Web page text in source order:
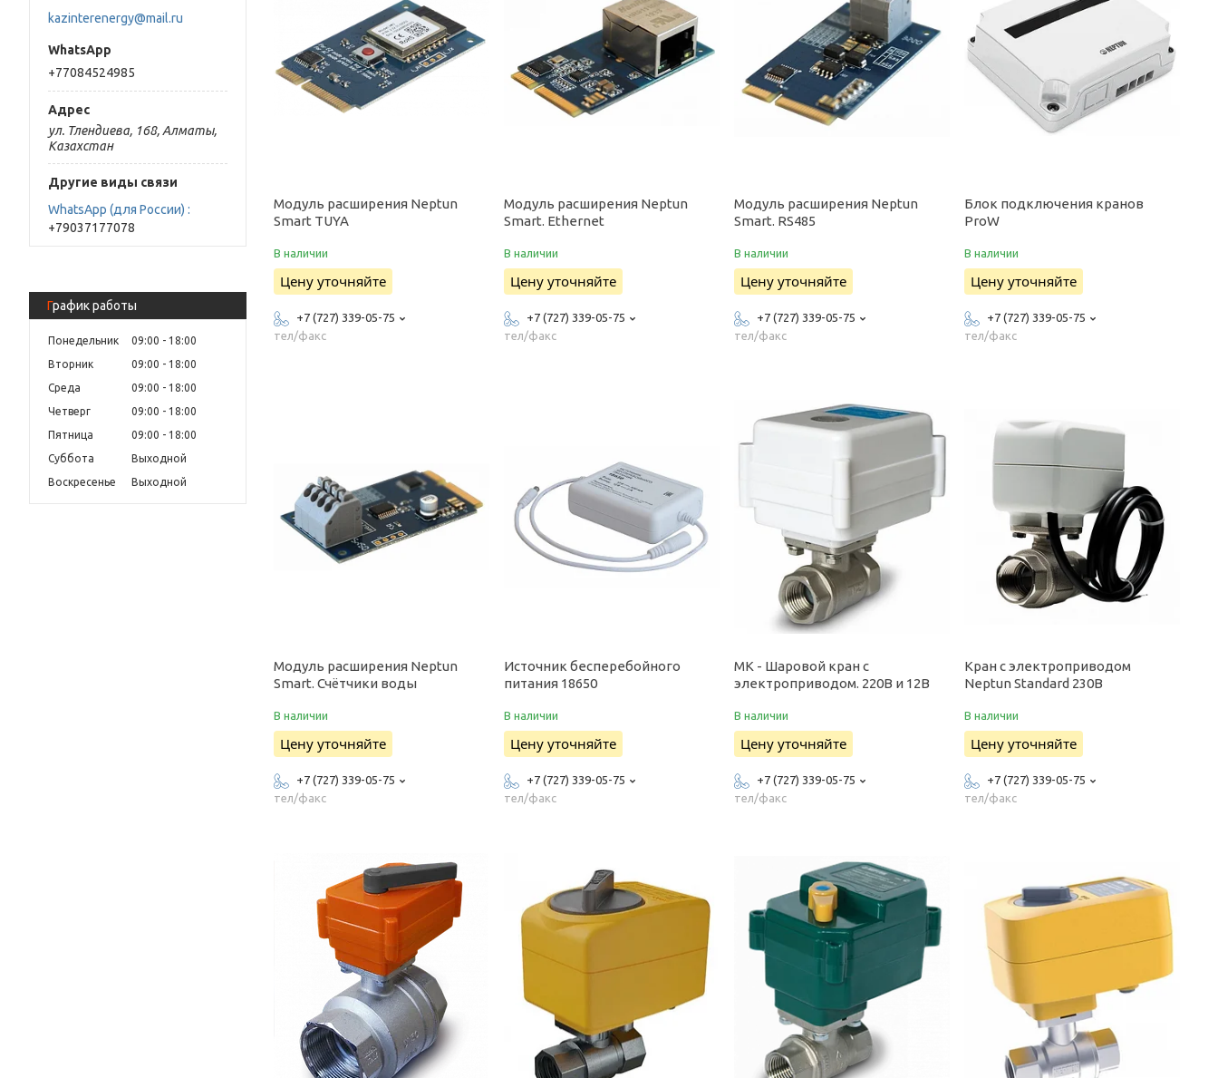
kazinterenergy@mail.ru
+77084524985
ул. Тлендиева, 168, Алматы,
Казахстан
Другие виды связи
WhatsApp (для России)
+79037177078
График работы
Понедельник 09:00
18:00
Вторник
09:00
18:00
Среда
09:00
18:00
Четверг
09:00
18:00
Пятница
09:00
18:00
Суббота
Выходной
Воскресенье
Выходной
Модуль расширения Neptun
Smart TUYA
В наличии
Цену уточняйте
+7 (727) 339-05-75
тел/факс
Модуль расширения Neptun
Smart. Ethernet
В наличии
Цену уточняйте
+7 (727) 339-05-75
тел/факс
Модуль расширения Neptun
Smart. RS485
В наличии
Цену уточняйте
+7 (727) 339-05-75
тел/факс
Блок подключения кранов
ProW
В наличии
Цену уточняйте
+7 (727) 339-05-75
тел/факс
Модуль расширения Neptun
Smart. Счётчики воды
В наличии
Цену уточняйте
+7 (727) 339-05-75
тел/факс
Источник бесперебойного
питания 18650
В наличии
Цену уточняйте
+7 (727) 339-05-75
тел/факс
МК - Шаровой кран с
электроприводом. 220В и 12В
В наличии
Цену уточняйте
+7 (727) 339-05-75
тел/факс
Кран с электроприводом
Neptun Standard 230В
В наличии
Цену уточняйте
+7 (727) 339-05-75
тел/факс